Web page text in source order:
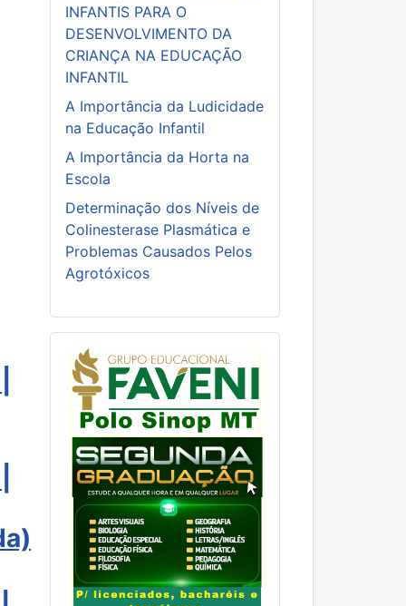
INFANTIS PARA O
DESENVOLVIMENTO DA
CRIANÇA NA EDUCAÇÃO
INFANTIL
A Importância da Ludicidade
na Educação Infantil
A Importância da Horta na
Escola
Determinação dos Níveis de
Colinesterase Plasmática e
Problemas Causados Pelos
Agrotóxicos